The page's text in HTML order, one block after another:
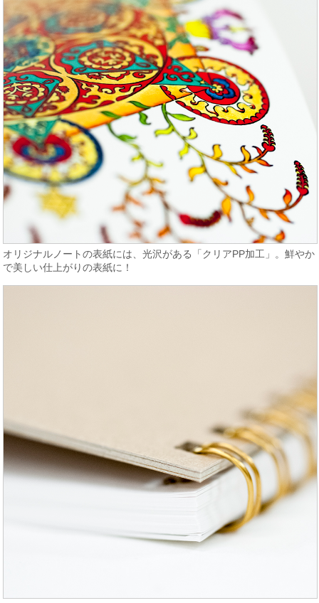
オリジナルノートの表紙には、光沢がある「クリアPP加工」。鮮やか
で美しい仕上がりの表紙に！